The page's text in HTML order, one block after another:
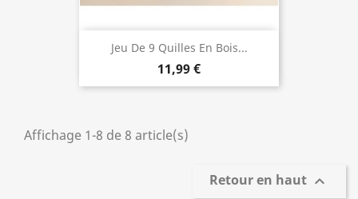
Jeu De 9 Quilles En Bois...
11,99 €
Affichage 1-8 de 8 article(s)
Retour en haut 